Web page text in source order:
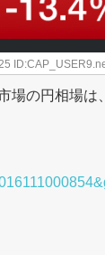
場の円相場